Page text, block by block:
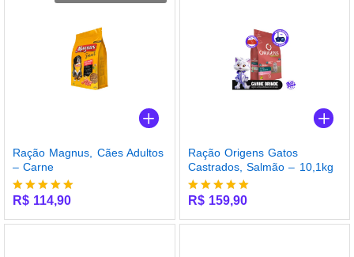
Ração Magnus, Cães Adultos
– Carne
Avaliação
de 5
R$ 114,90
Ração Origens Gatos
Castrados, Salmão – 10,1kg
Avaliação
de 5
R$159,90